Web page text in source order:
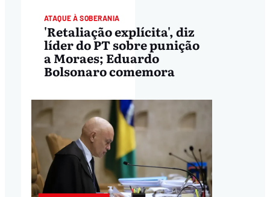
ATAQUE À SOBERANIA
'Retaliação explícita', diz
líder do PT sobre punição
a Moraes; Eduardo
Bolsonaro comemora